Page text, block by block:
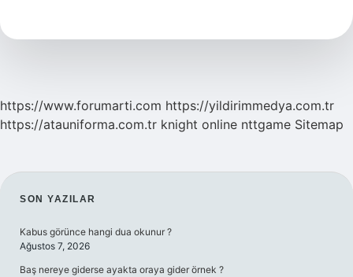
https://www.forumarti.com https://yildirimmedya.com.tr
https://atauniforma.com.tr knight online nttgame Sitemap
SIDEBAR
SON YAZILAR
Kabus görünce hangi dua okunur ?
Ağustos 7, 2026
Baş nereye giderse ayakta oraya gider örnek ?